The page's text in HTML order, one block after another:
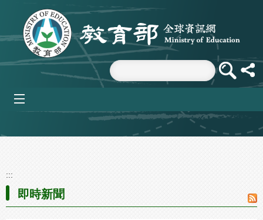
跳到主要內容區塊
:::
即時新聞